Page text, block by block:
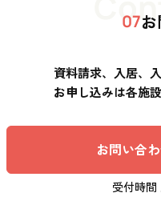
07
資料請求、入居、
お申し込みは各施
お問い合
受付時間